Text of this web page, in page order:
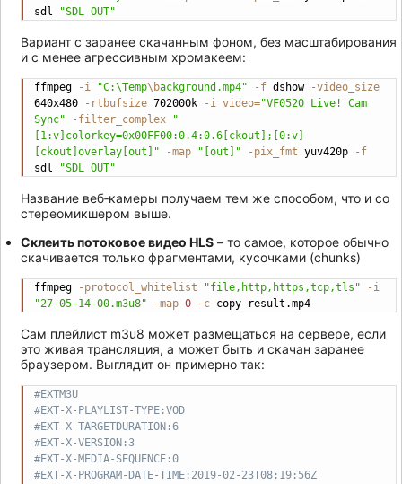
sdl
"SDL OUT"
Вариант с заранее скачанным фоном, без масштабирования
и с менее агрессивным хромакеем:
ffmpeg -i "C:\Temp\background.mp4" -f dshow -video_size
640x480
-rtbufsize 702000k -i video="VF0520 Live! Cam
Sync"
-filter_complex
"
[1:v]colorkey=0x00FF00:0.4:0.6[ckout];[0:v]
[ckout]overlay[out]"
-map "[out]" -pix_fmt yuv420p
-f
sdl
"SDL OUT"
Название веб‐камеры получаем тем же способом, что и со
стереомикшером выше.
Склеить потоковое видео HLS – то самое, которое обычно
скачивается только фрагментами, кусочками (chunks)
ffmpeg -protocol_whitelist "file,http,https,tcp,tls"
-i
"27-05-14-00.m3u8"
-map 0 -c copy result.mp4
Сам плейлист m3u8 может размещаться на сервере, если
это живая трансляция, а может быть и скачан заранее
браузером. Выглядит он примерно так:
#EXTM3U
#EXT-X-PLAYLIST-TYPE:VOD
#EXT-X-TARGETDURATION:6
#EXT-X-VERSION:3
#EXT-X-MEDIA-SEQUENCE:0
#EXT-X-PROGRAM-DATE-TIME:2019-02-23T08:19:56Z